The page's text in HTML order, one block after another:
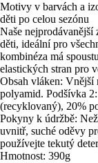
Motivy v barvách a
děti po celou sezónu
Naše nejprodávanější
děti, ideální pro
kombinéza má
elastických stran pro
Obsah vláken: Vnější
polyamid. Podšívka
(recyklovaný), 20%
Pokyny k údržbě:
uvnitř, suché oděvy
používejte tekutý
Hmotnost: 390g